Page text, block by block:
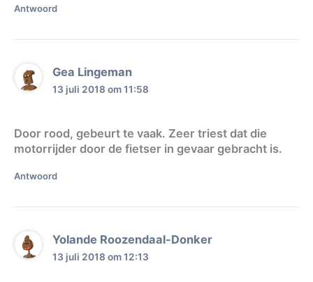
Antwoord
Gea Lingeman
13 juli 2018 om 11:58
Door rood, gebeurt te vaak. Zeer triest dat die
motorrijder door de fietser in gevaar gebracht is.
Antwoord
Yolande Roozendaal-Donker
13 juli 2018 om 12:13